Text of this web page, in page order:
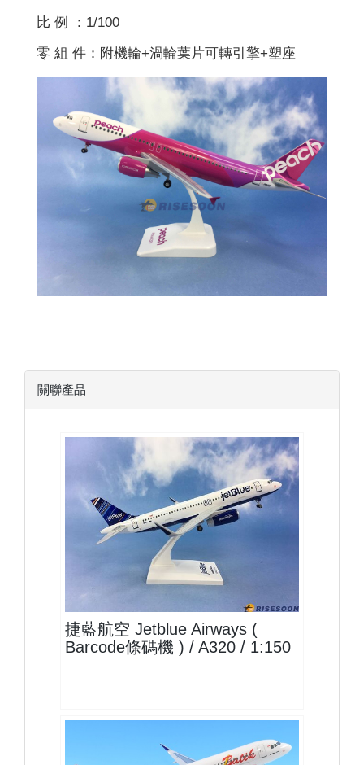
比 例 ：1/100
零 組 件：附機輪+渦輪葉片可轉引擎+塑座
關聯產品
JBU15A320P05 $1500
捷藍航空 Jetblue Airways (
Barcode條碼機 ) / A320 / 1:150